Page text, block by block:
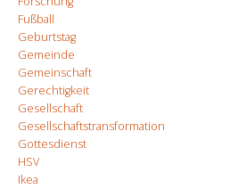
Fußball
Geburtstag
Gemeinde
Gemeinschaft
Gerechtigkeit
Gesellschaft
Gesellschaftstransformation
Gottesdienst
HSV
Ikea